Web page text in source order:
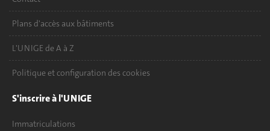
Plans d'accès aux bâtiments
L'UNIGE de A à Z
Politique et configuration des cookies
S'inscrire à l'UNIGE
Immatriculations